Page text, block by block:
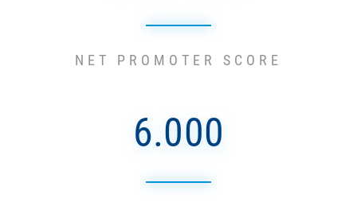
NET PROMOTER SCORE
6.000